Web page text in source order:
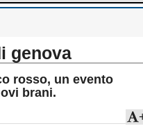
genova
rosso, un evento
brani.